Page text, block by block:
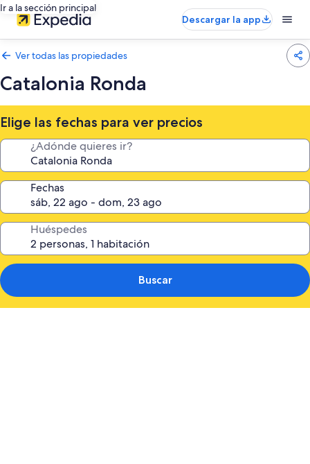
Ir a la sección principal
Descargar la app
Ver todas las propiedades
Catalonia Ronda
Elige las fechas para ver precios
¿Adónde quieres ir?
Fechas
Huéspedes
Buscar